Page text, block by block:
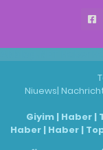
Niuews|
Giyim | Haber |
Haber | Haber |